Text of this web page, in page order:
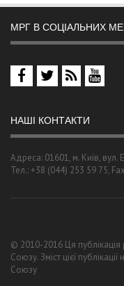
МРГ В СОЦІАЛЬНИХ
НАШІ КОНТАКТИ
Адреса: 01601, м. Київ, вул.
Тел.: +38 (044) 253 59 75,
© 2010-2016 Ця
Союзу. Зміст цієї
Союзу